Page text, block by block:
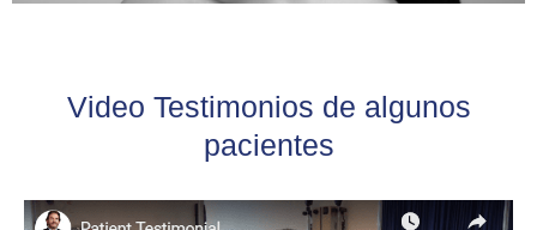
Video Testimonios de algunos
pacientes